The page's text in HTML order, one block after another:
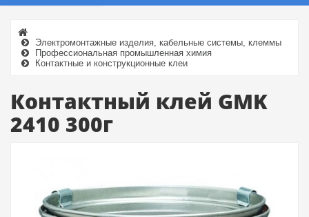
Электромонтажные изделия, кабельные системы, клеммы
Профессиональная промышленная химия
Контактные и конструкционные клеи
Контактный клей GMK
2410 300г